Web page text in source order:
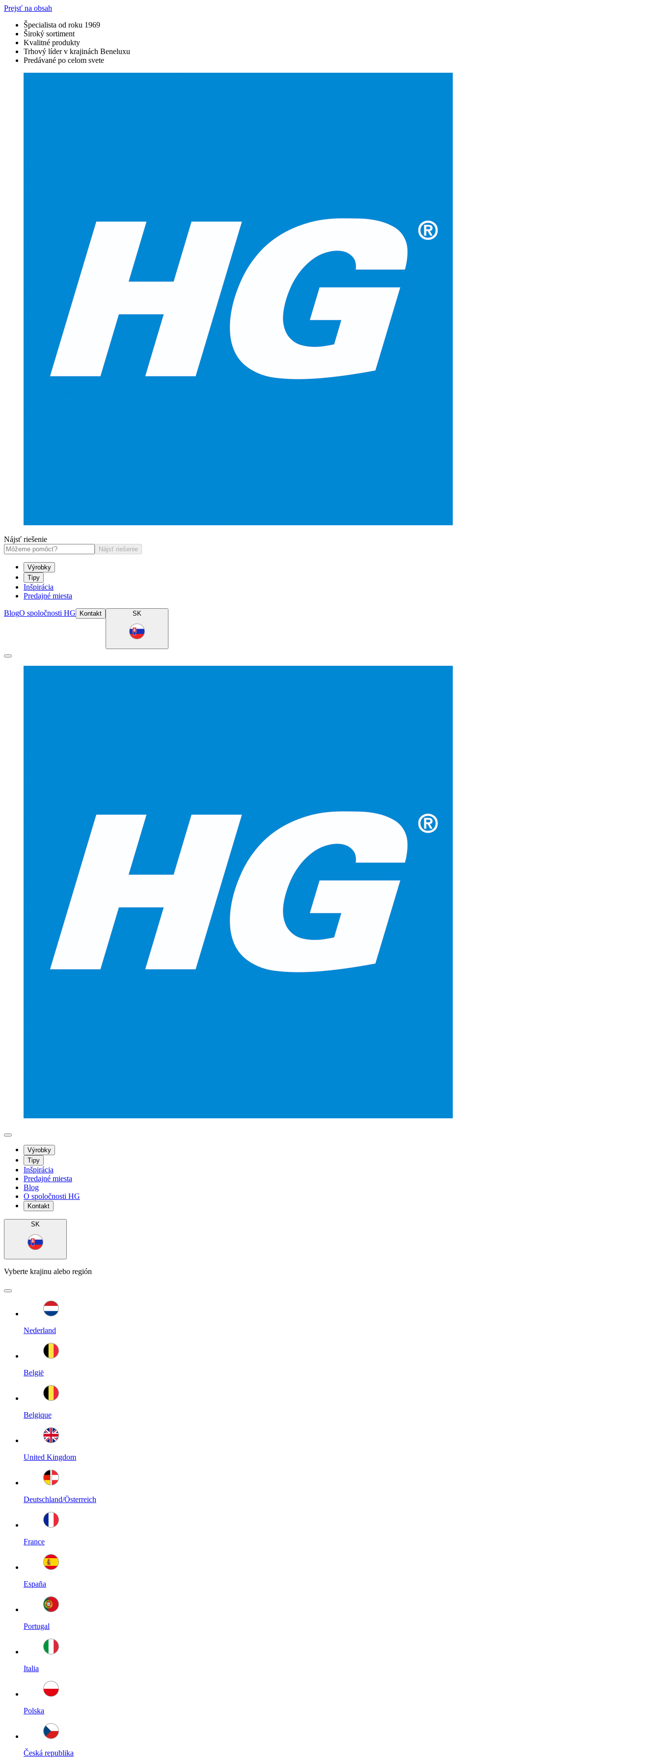
Prejsť na obsah
Špecialista od roku 1969
Široký sortiment
Kvalitné produkty
Trhový líder v krajinách Beneluxu
Predávané po celom svete
Nájsť riešenie
Nájsť riešenie
Výrobky
Tipy
Inšpirácia
Predajné miesta
BlogO spoločnosti HG Kontakt SK
Výrobky
Tipy
Inšpirácia
Predajné miesta
Blog
O spoločnosti HG
Kontakt
SK
Vyberte krajinu alebo región
Nederland
België
Belgique
United Kingdom
Deutschland/Österreich
France
España
Portugal
Italia
Polska
Česká republika